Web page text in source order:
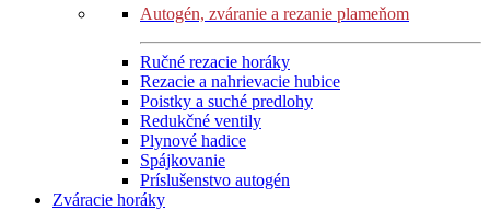
Autogén, zváranie a rezanie plameňom
Ručné rezacie horáky
Rezacie a nahrievacie hubice
Poistky a suché predlohy
Redukčné ventily
Plynové hadice
Spájkovanie
Príslušenstvo autogén
Zváracie horáky